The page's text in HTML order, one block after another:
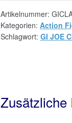
Artikelnummer:
Kategorien: Action
Schlagwort: GI JOE
Zusätzliche